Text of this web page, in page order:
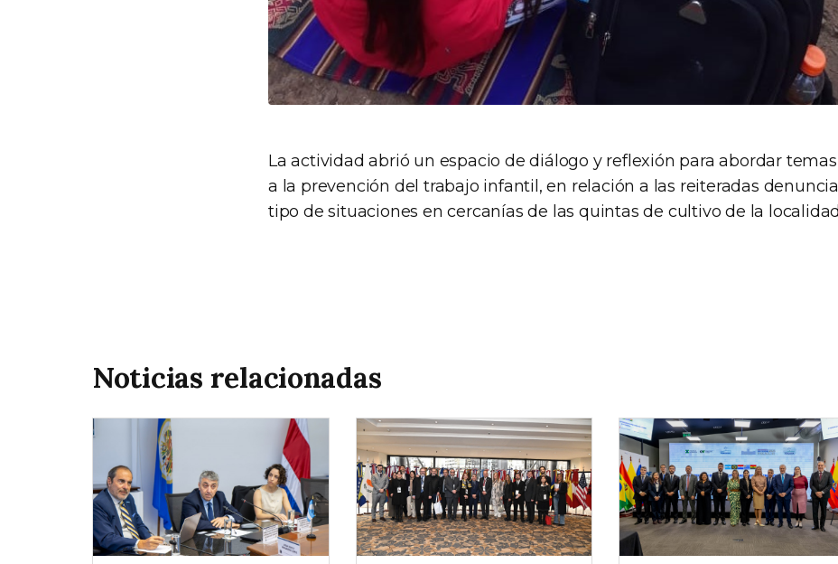
La actividad abrió un espacio de diálogo y reflexión para abordar
a la prevención del trabajo infantil, en relación a las reiteradas
tipo de situaciones en cercanías de las quintas de cultivo de la
Noticias relacionadas